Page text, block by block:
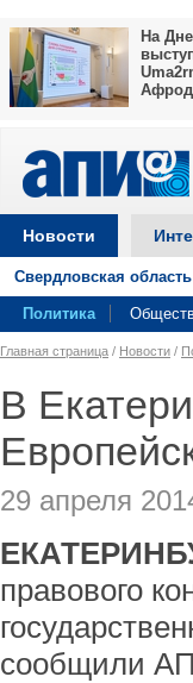
На
Новости
Свердловская область
Политика
Главная страница / Новости /
В
29 апреля
правового
сообщили